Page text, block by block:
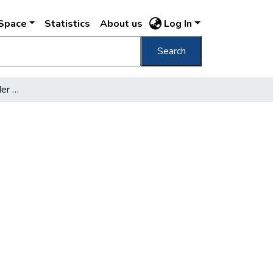
Statistics About us Log In
Search
Die Vorkriegsschulden der Stadt Budapest